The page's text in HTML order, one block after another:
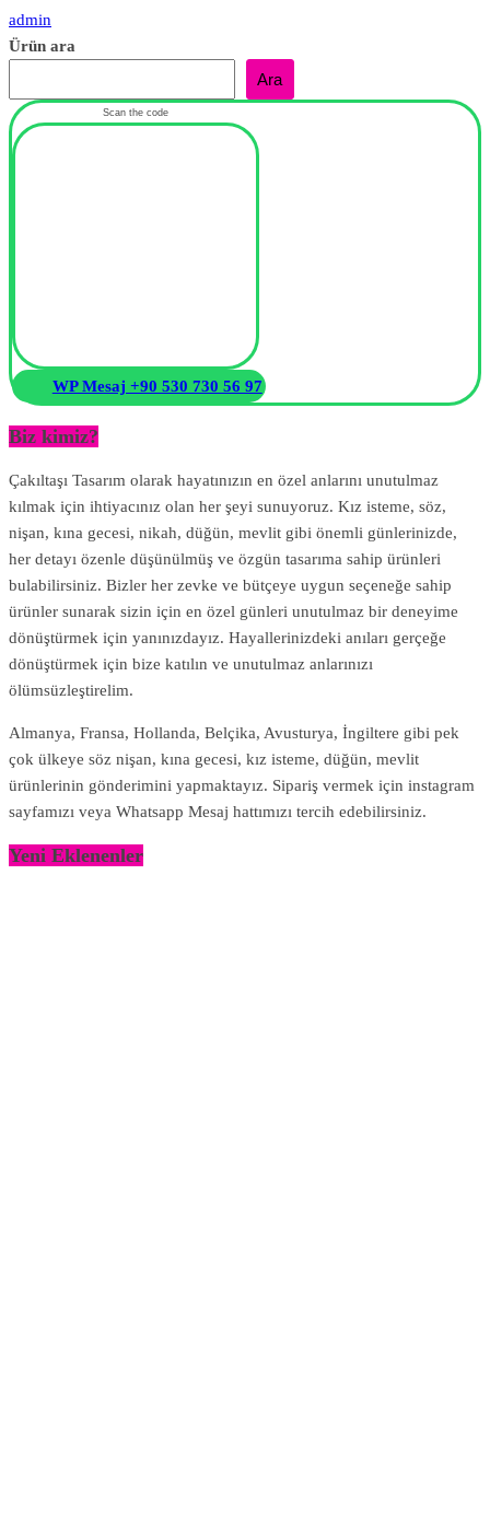
admin
Ürün ara
Ara
Scan the code
WP Mesaj +90 530 730 56 97
Biz kimiz?
Çakıltaşı Tasarım olarak hayatınızın en özel anlarını unutulmaz
kılmak için ihtiyacınız olan her şeyi sunuyoruz. Kız isteme, söz,
nişan, kına gecesi, nikah, düğün, mevlit gibi önemli günlerinizde,
her detayı özenle düşünülmüş ve özgün tasarıma sahip ürünleri
bulabilirsiniz. Bizler her zevke ve bütçeye uygun seçeneğe sahip
ürünler sunarak sizin için en özel günleri unutulmaz bir deneyime
dönüştürmek için yanınızdayız. Hayallerinizdeki anıları gerçeğe
dönüştürmek için bize katılın ve unutulmaz anlarınızı
ölümsüzleştirelim.
Almanya, Fransa, Hollanda, Belçika, Avusturya, İngiltere gibi pek
çok ülkeye söz nişan, kına gecesi, kız isteme, düğün, mevlit
ürünlerinin gönderimini yapmaktayız. Sipariş vermek için instagram
sayfamızı veya Whatsapp Mesaj hattımızı tercih edebilirsiniz.
Yeni Eklenenler